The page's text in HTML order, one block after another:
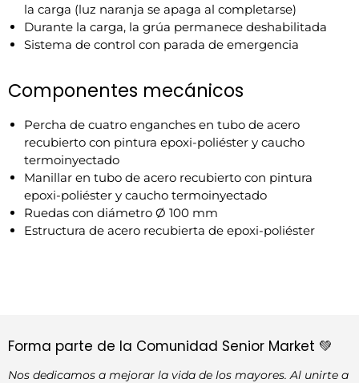
la carga (luz naranja se apaga al completarse)
Durante la carga, la grúa permanece deshabilitada
Sistema de control con parada de emergencia
Componentes mecánicos
Percha de cuatro enganches en tubo de acero
recubierto con pintura epoxi-poliéster y caucho
termoinyectado
Manillar en tubo de acero recubierto con pintura
epoxi-poliéster y caucho termoinyectado
Ruedas con diámetro Ø 100 mm
Estructura de acero recubierta de epoxi-poliéster
Forma parte de la Comunidad Senior Market 💚
Nos dedicamos a mejorar la vida de los mayores. Al unirte a